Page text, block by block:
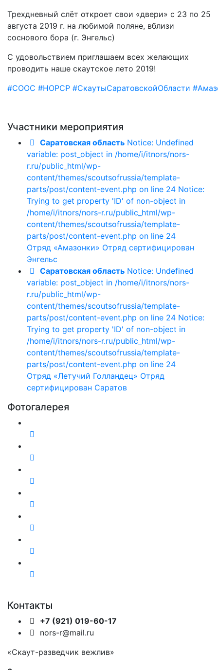
Трехдневный слёт откроет свои «двери» с 23 по 25
августа 2019 г. на любимой поляне, вблизи
соснового бора (г. Энгельс)
С удовольствием приглашаем всех желающих
проводить наше скаутское лето 2019!
#СООС #НОРСР #СкаутыСаратовскойОбласти
Участники мероприятия
Саратовская область Notice: Undefined
variable: post_object in /home/i/itnors/nors-
r.ru/public_html/wp-
content/themes/scoutsofrussia/template-
parts/post/content-event.php on line 24 Notice:
Trying to get property 'ID' of non-object in
/home/i/itnors/nors-r.ru/public_html/wp-
content/themes/scoutsofrussia/template-
parts/post/content-event.php on line 24
Отряд «Амазонки» Отряд сертифицирован
Энгельс
Саратовская область Notice: Undefined
variable: post_object in /home/i/itnors/nors-
r.ru/public_html/wp-
content/themes/scoutsofrussia/template-
parts/post/content-event.php on line 24 Notice:
Trying to get property 'ID' of non-object in
/home/i/itnors/nors-r.ru/public_html/wp-
content/themes/scoutsofrussia/template-
parts/post/content-event.php on line 24
Отряд «Летучий Голландец» Отряд
сертифицирован Саратов
Фотогалерея
Контакты
+7 (921) 019-60-17
nors-r@mail.ru
«Скаут-разведчик вежлив»